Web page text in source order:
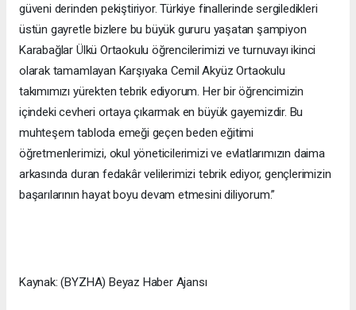
güveni derinden pekiştiriyor. Türkiye finallerinde sergiledikleri
üstün gayretle bizlere bu büyük gururu yaşatan şampiyon
Karabağlar Ülkü Ortaokulu öğrencilerimizi ve turnuvayı ikinci
olarak tamamlayan Karşıyaka Cemil Akyüz Ortaokulu
takımımızı yürekten tebrik ediyorum. Her bir öğrencimizin
içindeki cevheri ortaya çıkarmak en büyük gayemizdir. Bu
muhteşem tabloda emeği geçen beden eğitimi
öğretmenlerimizi, okul yöneticilerimizi ve evlatlarımızın daima
arkasında duran fedakâr velilerimizi tebrik ediyor, gençlerimizin
başarılarının hayat boyu devam etmesini diliyorum.”
Kaynak: (BYZHA) Beyaz Haber Ajansı